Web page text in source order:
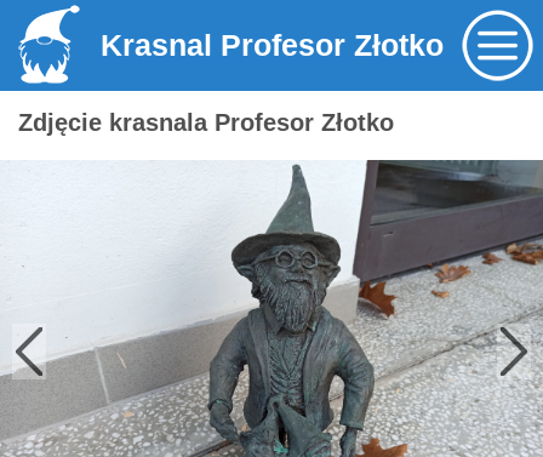
Krasnal Profesor Złotko
Zdjęcie krasnala Profesor Złotko